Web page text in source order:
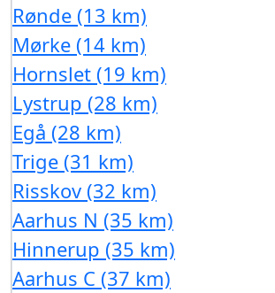
Rønde (13 km)
Mørke (14 km)
Hornslet (19 km)
Lystrup (28 km)
Egå (28 km)
Trige (31 km)
Risskov (32 km)
Aarhus N (35 km)
Hinnerup (35 km)
Aarhus C (37 km)